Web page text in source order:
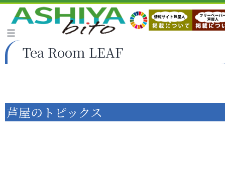
Tea Room LEAF
芦屋のトピックス